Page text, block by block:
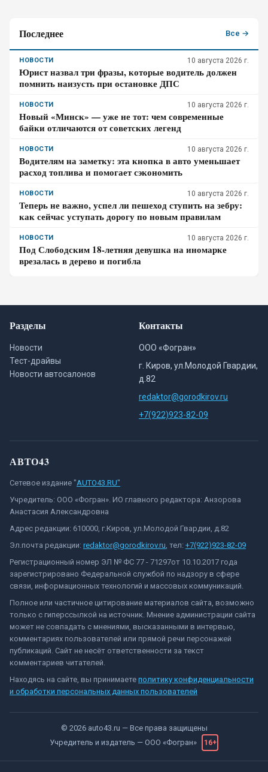
Последнее Все →
НОВОСТИ 10 августа 2026 г.
Юрист назвал три фразы, которые водитель должен
помнить наизусть при остановке ДПС
НОВОСТИ 10 августа 2026 г.
Новый «Минск» — уже не тот: чем современные
байки отличаются от советских легенд
НОВОСТИ 10 августа 2026 г.
Водителям на заметку: эта кнопка в авто уменьшает
расход топлива и помогает сэкономить
НОВОСТИ 10 августа 2026 г.
Теперь не важно, успел ли пешеход ступить на зебру:
как сейчас уступать дорогу по новым правилам
НОВОСТИ 10 августа 2026 г.
Под Слободским 18-летняя девушка на иномарке
врезалась в дерево и погибла
Разделы
Новости
Тест-драйвы
Новости автосалонов
Контакты
ООО «Фогран»
г. Киров, ул.Молодой Гвардии,
д.82
redaktor@gorodkirov.ru
+7(922)923-82-09
АВТО43
Сетевое издание "AUTO43.RU"
Учредитель: ООО «Фогран». ИО главного редактора: Анзорова
Анастасия Александровна
Адрес редакции: 610000, г.Киров, ул.Молодой Гвардии, д.82
Эл.почта редакции: redaktor@gorodkirov.ru, тел: +7(922)923-82-09
Регистрационный номер ЭЛ № ФС 77 - 71297от 10.10.2017 года
зарегистрировано Федеральной службой по надзору в сфере
связи, информационных технологий и массовых коммуникаций.
Полное или частичное цитирование материалов сайта, возможно
только с гиперссылкой на источник. Мнение администрации сайта
может не совпадать с мнениями, высказанными в интервью,
комментариях пользователей или прямой речи персонажей
публикаций. Сайт не несёт ответственности за текст
комментариев читателей.
Находясь на сайте, вы принимаете политику конфиденциальности
и обработки персональных данных пользователей
© 2026 auto43.ru — Все права защищены
Учредитель и издатель — ООО «Фогран» 16+